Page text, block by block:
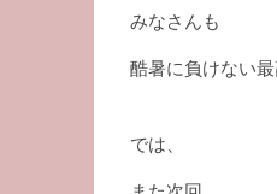
みなさんも
酷暑に負けない
では、